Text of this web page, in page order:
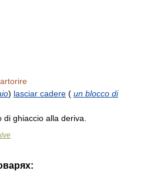
) lasciar cadere ( un blocco di
di ghiaccio alla deriva.